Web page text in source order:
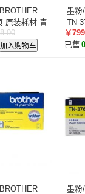
原装耗材 青
加入购物车
墨粉
TN-
黑色
￥
已售 0
墨粉